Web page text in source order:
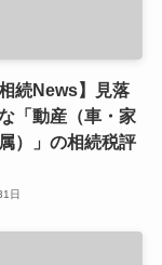
相続News】見落
「動産（車・家
）」の相続税評
日